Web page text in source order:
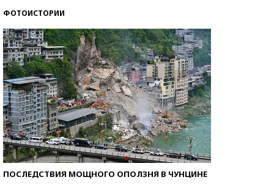
ФОТОИСТОРИИ
ПОСЛЕДСТВИЯ МОЩНОГО ОПОЛЗНЯ В ЧУНЦИНЕ